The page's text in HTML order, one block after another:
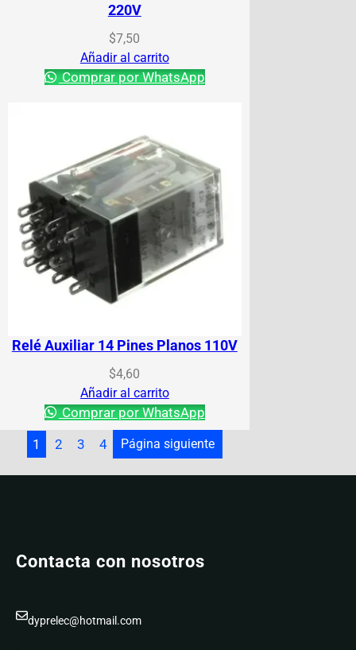
220V
$7,50
Añadir al carrito
Comprar por WhatsApp
Relé Auxiliar 14 Pines Planos 110V
$4,60
Añadir al carrito
Comprar por WhatsApp
1
2 3 4 Página siguiente
Contacta con nosotros
dyprelec@hotmail.com